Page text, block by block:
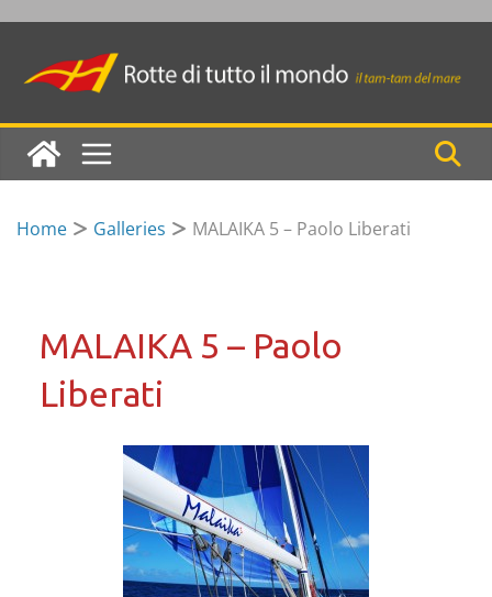
to
Home Galleries MALAIKA 5 – Paolo Liberati
MALAIKA 5 – Paolo
Liberati